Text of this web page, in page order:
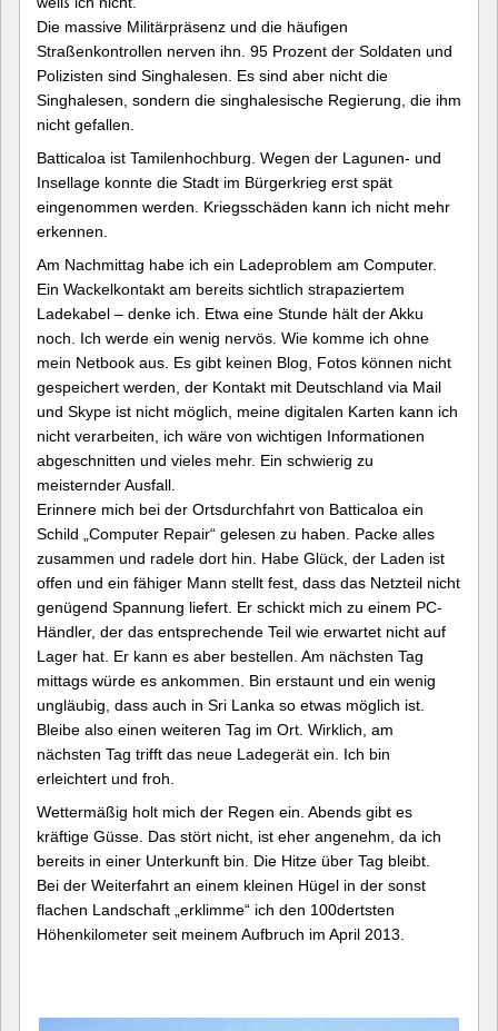
Die massive Militärpräsenz und die häufigen
Straßenkontrollen nerven ihn. 95 Prozent der Soldaten und
Polizisten sind Singhalesen. Es sind aber nicht die
Singhalesen, sondern die singhalesische Regierung, die ihm
nicht gefallen.
Batticaloa ist Tamilenhochburg. Wegen der Lagunen- und
Insellage konnte die Stadt im Bürgerkrieg erst spät
eingenommen werden. Kriegsschäden kann ich nicht mehr
erkennen.
Am Nachmittag habe ich ein Ladeproblem am Computer.
Ein Wackelkontakt am bereits sichtlich strapaziertem
Ladekabel – denke ich. Etwa eine Stunde hält der Akku
noch. Ich werde ein wenig nervös. Wie komme ich ohne
mein Netbook aus. Es gibt keinen Blog, Fotos können nicht
gespeichert werden, der Kontakt mit Deutschland via Mail
und Skype ist nicht möglich, meine digitalen Karten kann ich
nicht verarbeiten, ich wäre von wichtigen Informationen
abgeschnitten und vieles mehr. Ein schwierig zu
meisternder Ausfall.
Erinnere mich bei der Ortsdurchfahrt von Batticaloa ein
Schild „Computer Repair“ gelesen zu haben. Packe alles
zusammen und radele dort hin. Habe Glück, der Laden ist
offen und ein fähiger Mann stellt fest, dass das Netzteil nicht
genügend Spannung liefert. Er schickt mich zu einem PC-
Händler, der das entsprechende Teil wie erwartet nicht auf
Lager hat. Er kann es aber bestellen. Am nächsten Tag
mittags würde es ankommen. Bin erstaunt und ein wenig
ungläubig, dass auch in Sri Lanka so etwas möglich ist.
Bleibe also einen weiteren Tag im Ort. Wirklich, am
nächsten Tag trifft das neue Ladegerät ein. Ich bin
erleichtert und froh.
Wettermäßig holt mich der Regen ein. Abends gibt es
kräftige Güsse. Das stört nicht, ist eher angenehm, da ich
bereits in einer Unterkunft bin. Die Hitze über Tag bleibt.
Bei der Weiterfahrt an einem kleinen Hügel in der sonst
flachen Landschaft „erklimme“ ich den 100dertsten
Höhenkilometer seit meinem Aufbruch im April 2013.